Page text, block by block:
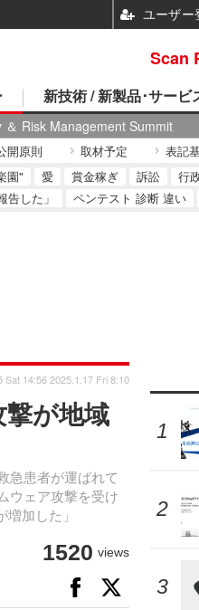
＆ Risk Management Summit
新技術 / 新製品･サービ
開原則 取材予定 表記
園" 愛 賞金稼ぎ 訴訟 行
した」
ペンテスト 診断 違い
が地域
急患者が運ばれて
ウェア攻撃を受け
加した」
Sat 14:56 2025.1.17 Fri 8:10
1520 views
Scan
ユーザー